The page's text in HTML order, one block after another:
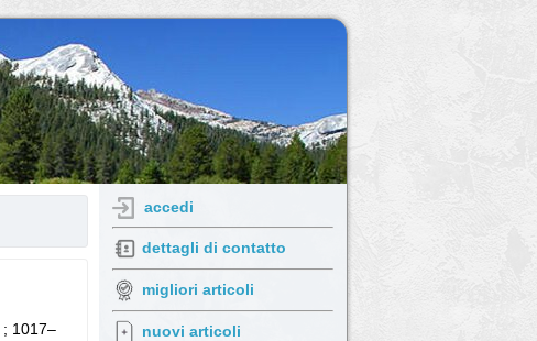
; 1017–
accedi
dettagli di contatto
migliori articoli
nuovi articoli